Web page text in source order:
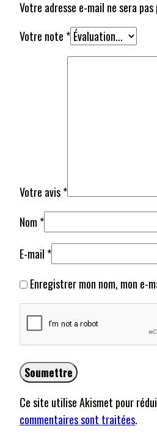
Votre adresse e-mail ne sera pas
Votre note *
Votre avis*
Nom *
E-mail *
Enregistrer mon nom, mon e-
Ce site utilise Akismet pour
commentaires sont traitées.